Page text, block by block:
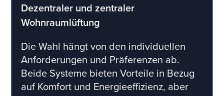
Dezentraler und zentraler
Wohnraumlüftung
Die Wahl hängt von den individuellen
Anforderungen und Präferenzen ab.
Beide Systeme bieten Vorteile in Bezug
auf Komfort und Energieeffizienz, aber